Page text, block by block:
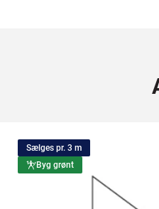
Sælges pr. 3 m
Byg grønt